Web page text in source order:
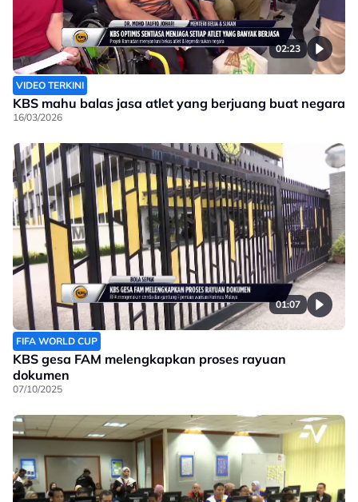
02:23
VIDEO TERKINI
KBS mahu balas jasa atlet yang berjuang buat negara
16/03/2026
01:07
FIFA WORLD CUP
KBS gesa FAM melengkapkan proses rayuan
dokumen
07/10/2025